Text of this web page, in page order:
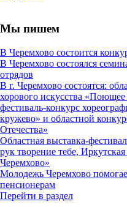
Мы пишем
В Черемхово состоится
В Черемхово состоялся
отрядов
В г. Черемхово состоятся:
хорового искусства
фестиваль-конкурс
кружево» и областной
Отечества»
Областная выставка-
рук творение тебе,
Черемхово»
Молодежь Черемхово
пенсионерам
Перейти в раздел